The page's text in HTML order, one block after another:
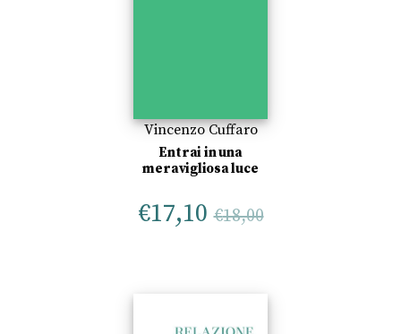
Vincenzo Cuffaro
Entrai in una
meravigliosa luce
€17,10 €18,00